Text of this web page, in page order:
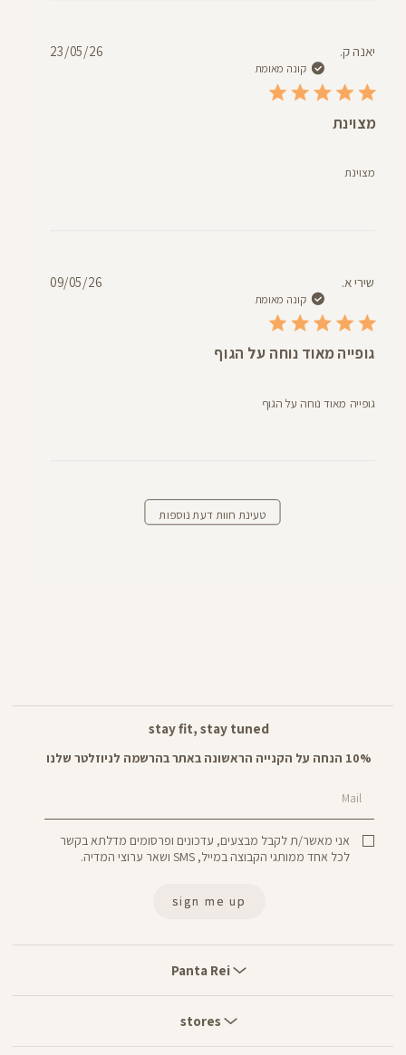
יאנה ק.
קונה מאומת
מצוינת
מצוינת
23/05/26
שירי א.
קונה מאומת
גופייה מאוד נוחה על הגוף
גופייה מאוד נוחה על הגוף
תאריך09/05/26
טעינת חוות דעת נוספות
Rei
Panta Rei
stores
stay fit, stay tuned
10% הנחה על הקנייה הראשונה באתר בהרשמה לניוזלטר שלנו
Mail
אני מאשר/ת לקבל מבצעים, עדכונים ופרסומים מדלתא בקשר
לכל אחד ממותגי הקבוצה במייל, SMS ושאר ערוצי המדיה.
sign me up